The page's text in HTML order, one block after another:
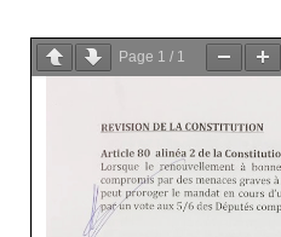
Page 1 / 1